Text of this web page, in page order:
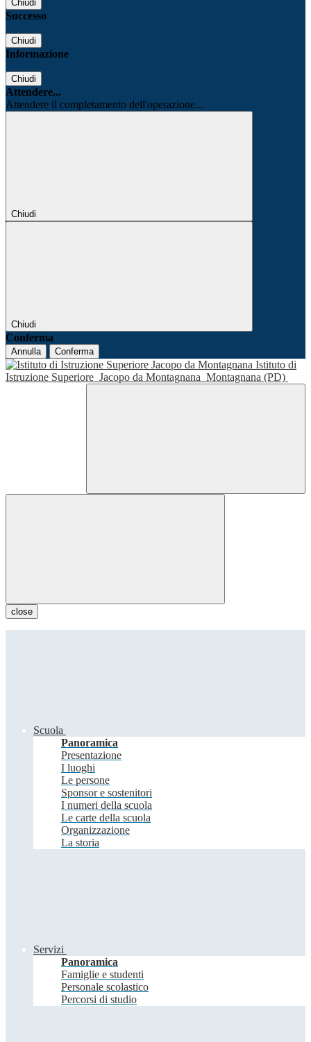
Chiudi
Successo
Chiudi
Informazione
Chiudi
Attendere...
Attendere il completamento dell'operazione...
Chiudi
Chiudi
Conferma
Annulla Conferma
Istituto di
Istruzione Superiore Jacopo da Montagnana Montagnana (PD)
close
Scuola
Panoramica
Presentazione
I luoghi
Le persone
Sponsor e sostenitori
I numeri della scuola
Le carte della scuola
Organizzazione
La storia
Servizi
Panoramica
Famiglie e studenti
Personale scolastico
Percorsi di studio